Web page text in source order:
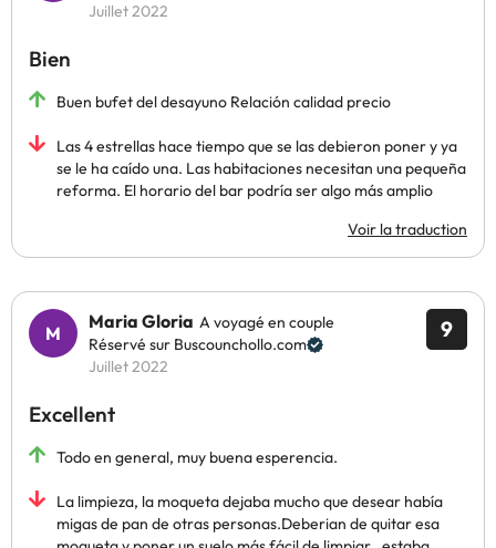
Juillet 2022
Bien
Buen bufet del desayuno Relación calidad precio
Las 4 estrellas hace tiempo que se las debieron poner y ya
se le ha caído una. Las habitaciones necesitan una pequeña
reforma. El horario del bar podría ser algo más amplio
Voir la traduction
9
Maria Gloria A voyagé en couple
Réservé sur Buscounchollo.com
Juillet 2022
Excellent
Todo en general, muy buena esperencia.
La limpieza, la moqueta dejaba mucho que desear había
migas de pan de otras personas.Deberian de quitar esa